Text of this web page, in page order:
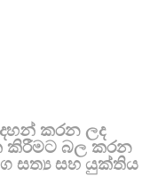
කරන ලද
කිරීමට බල කරන
සත්‍ය සහ යුක්තිය